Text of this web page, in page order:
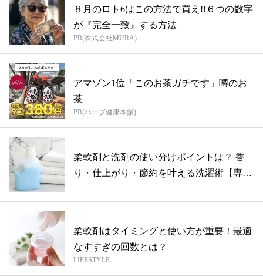
８月のロト6はこの方法で買え!!６つの数字
が『完全一致』する方法
PR(株式会社MURA)
アマゾン1位「このお茶ガチです」噂のお
茶
PR(ハーブ健康本舗)
柔軟剤と洗剤の使い分けポイントは？ 香
り・仕上がり・節約を叶える洗濯術【専門
柔軟剤はタイミングと使い方が重要！最適
なすすぎの回数とは？
LIFESTYLE